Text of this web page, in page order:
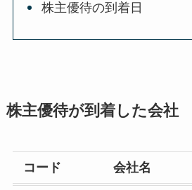
株主優待の到着日
株主優待が到着した会社
コード 会社名